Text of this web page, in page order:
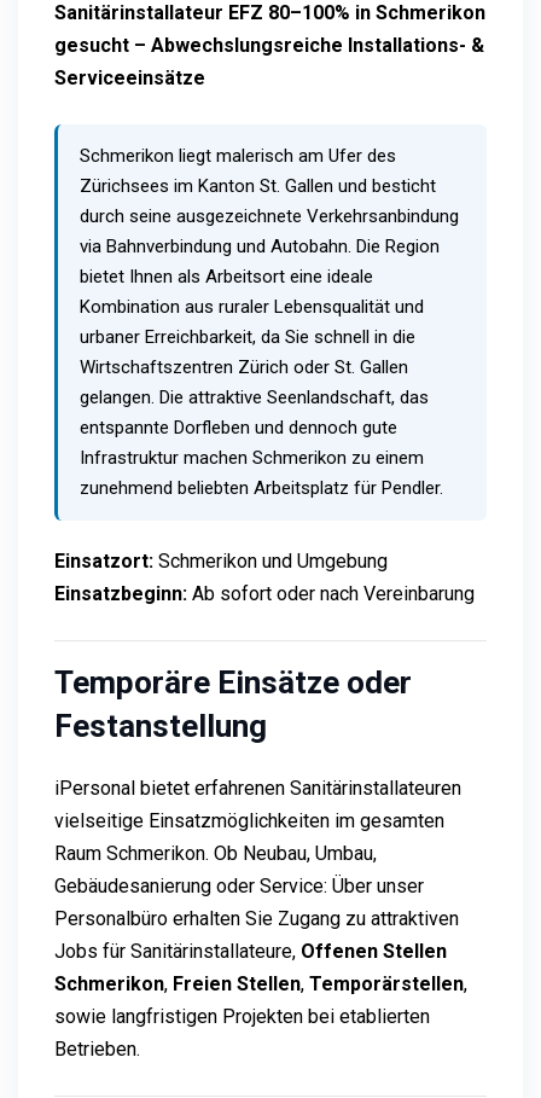
Sanitärinstallateur EFZ 80–100% in Schmerikon
gesucht – Abwechslungsreiche Installations- &
Serviceeinsätze
Schmerikon liegt malerisch am Ufer des
Zürichsees im Kanton St. Gallen und besticht
durch seine ausgezeichnete Verkehrsanbindung
via Bahnverbindung und Autobahn. Die Region
bietet Ihnen als Arbeitsort eine ideale
Kombination aus ruraler Lebensqualität und
urbaner Erreichbarkeit, da Sie schnell in die
Wirtschaftszentren Zürich oder St. Gallen
gelangen. Die attraktive Seenlandschaft, das
entspannte Dorfleben und dennoch gute
Infrastruktur machen Schmerikon zu einem
zunehmend beliebten Arbeitsplatz für Pendler.
Einsatzort: Schmerikon und Umgebung
Einsatzbeginn: Ab sofort oder nach Vereinbarung
Temporäre Einsätze oder
Festanstellung
iPersonal bietet erfahrenen Sanitärinstallateuren
vielseitige Einsatzmöglichkeiten im gesamten
Raum Schmerikon. Ob Neubau, Umbau,
Gebäudesanierung oder Service: Über unser
Personalbüro erhalten Sie Zugang zu attraktiven
Jobs für Sanitärinstallateure, Offenen Stellen
Schmerikon, Freien Stellen, Temporärstellen,
sowie langfristigen Projekten bei etablierten
Betrieben.